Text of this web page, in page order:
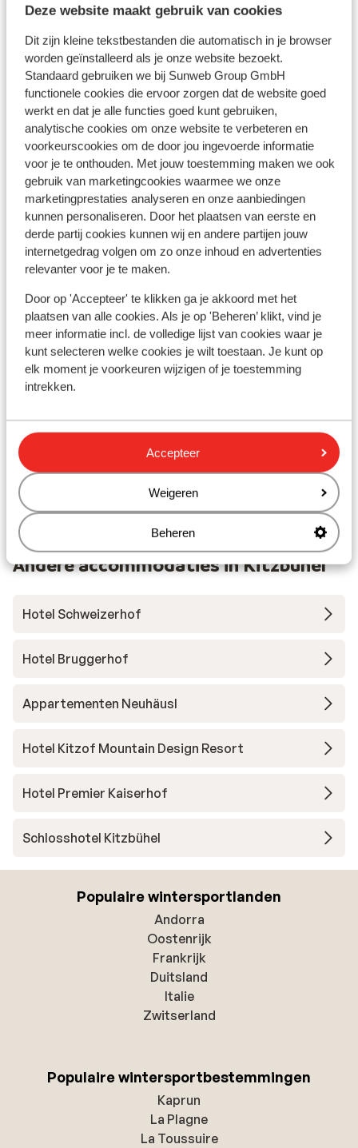
Deze website maakt gebruik van cookies
Dit zijn kleine tekstbestanden die automatisch in je browser
worden geïnstalleerd als je onze website bezoekt.
Standaard gebruiken we bij Sunweb Group GmbH
functionele cookies die ervoor zorgen dat de website goed
werkt en dat je alle functies goed kunt gebruiken,
analytische cookies om onze website te verbeteren en
voorkeurscookies om de door jou ingevoerde informatie
voor je te onthouden. Met jouw toestemming maken we ook
gebruik van marketingcookies waarmee we onze
marketingprestaties analyseren en onze aanbiedingen
kunnen personaliseren. Door het plaatsen van eerste en
derde partij cookies kunnen wij en andere partijen jouw
internetgedrag volgen om zo onze inhoud en advertenties
relevanter voor je te maken.
Door op 'Accepteer' te klikken ga je akkoord met het
plaatsen van alle cookies. Als je op 'Beheren’ klikt, vind je
meer informatie incl. de volledige lijst van cookies waar je
kunt selecteren welke cookies je wilt toestaan. Je kunt op
elk moment je voorkeuren wijzigen of je toestemming
intrekken.
Accepteer
Weigeren
Beheren
Hotel Bruggerhof
Kitzbühel Kirchberg/Kitzbühel Oostenrijk
Vlak bij het meer
Prachtige omgeving
Wellnessfaciliteiten
Za 9 Jan. - Za 16 Jan.
Halfpension 2pers. € 1.092
Bekijk
Za
Andere accommodaties in Kitzbühel
Hotel Schweizerhof
Hotel Bruggerhof
Appartementen Neuhäusl
Hotel Kitzof Mountain Design Resort
Hotel Premier Kaiserhof
Schlosshotel Kitzbühel
Populaire wintersportlanden
Andorra
Oostenrijk
Frankrijk
Duitsland
Italie
Zwitserland
Populaire wintersportbestemmingen
Kaprun
La Plagne
La Toussuire